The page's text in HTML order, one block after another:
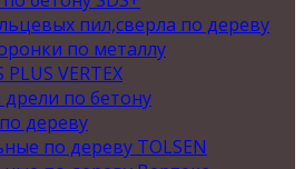
пил,сверла по дереву
по металлу
VERTEX
дрели по бетону
дереву
по дереву TOLSEN